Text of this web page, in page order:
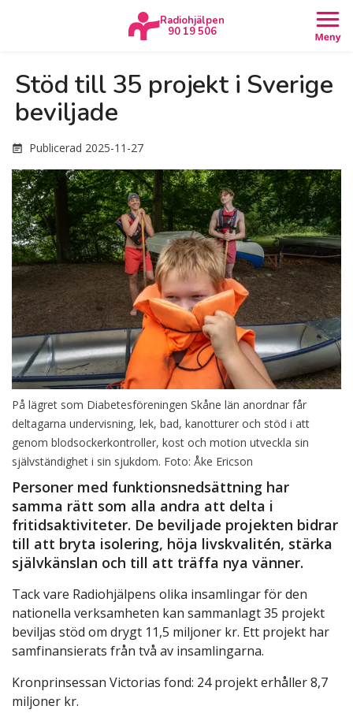
Radiohjälpen
90 19 506
Stöd till 35 projekt i Sverige
beviljade
Publicerad 2025-11-27
På lägret som Diabetesföreningen Skåne län anordnar får
deltagarna undervisning, lek, bad, kanotturer och stöd i att
genom blodsockerkontroller, kost och motion utveckla sin
självständighet i sin sjukdom. Foto: Åke Ericson
Personer med funktionsnedsättning har
samma rätt som alla andra att delta i
fritidsaktiviteter. De beviljade projekten bidrar
till att bryta isolering, höja livskvalitén, stärka
självkänslan och till att träffa nya vänner.
Tack vare Radiohjälpens olika insamlingar för den
nationella verksamheten kan sammanlagt 35 projekt
beviljas stöd om drygt 11,5 miljoner kr. Ett projekt har
samfinansierats från två av insamlingarna.
Kronprinsessan Victorias fond: 24 projekt erhåller 8,7
miljoner kr.